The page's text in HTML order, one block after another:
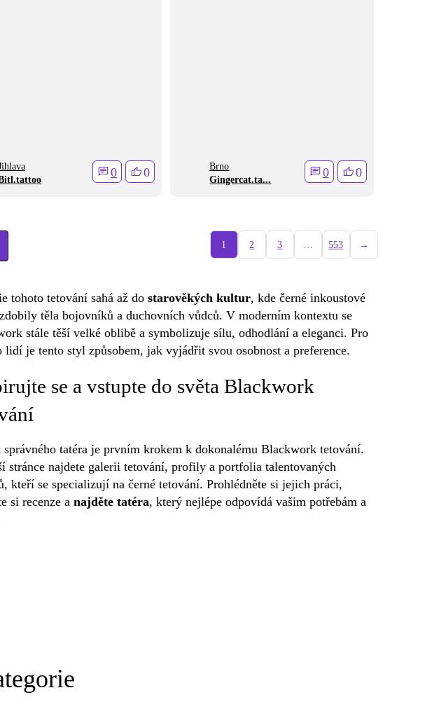
0 0
Brno
Gingercat.ta...
0 0
1 2 3 553 →
tohoto tetování sahá až do starověkých kultur, kde černé inkoustové
těla bojovníků a duchovních vůdců. V moderním kontextu se
stále těší velké oblibě a symbolizuje sílu, odhodlání a eleganci. Pro
lidí je tento styl způsobem, jak vyjádřit svou osobnost a preference.
se a vstupte do světa Blackwork
správného tatéra je prvním krokem k dokonalému Blackwork tetování.
stránce najdete galerii tetování, profily a portfolia talentovaných
kteří se specializují na černé tetování. Prohlédněte si jejich práci,
si recenze a najděte tatéra, který nejlépe odpovídá vašim potřebám a